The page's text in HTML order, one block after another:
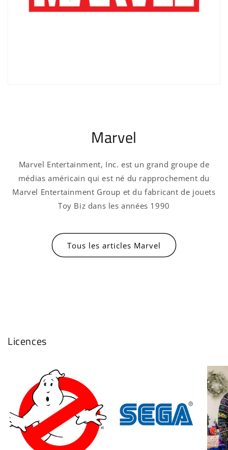
Marvel
Marvel Entertainment, Inc. est un grand groupe de
médias américain qui est né du rapprochement du
Marvel Entertainment Group et du fabricant de jouets
Toy Biz dans les années 1990
Tous les articles Marvel
Licences
Connexion requise
Connectez-vous à votre compte pour ajouter
des produits à votre liste de souhaits et
Se connecter